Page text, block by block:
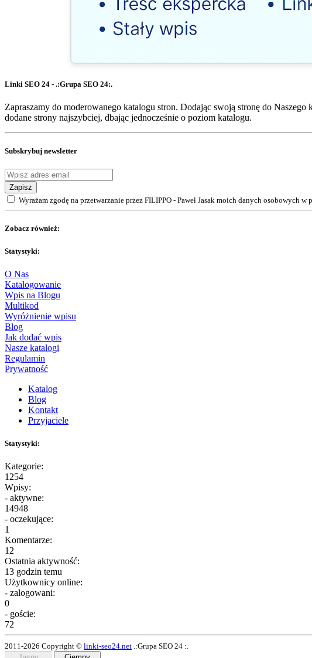
Linki SEO 24 - .:Grupa SEO 24:.
Zapraszamy do moderowanego katalogu stron. Dodając swoją stronę do
dodane strony najszybciej, dbając jednocześnie o poziom katalogu.
Subskrybuj newsletter
Zapisz
Wyrażam zgodę na przetwarzanie przez FILIPPO - Paweł Jasak moich danych
Zobacz również:
Statystyki:
O Nas
Katalogowanie
Wpis na Blogu
Multikod
Wyróżnienie wpisu
Blog
Jak dodać wpis
Nasze katalogi
Regulamin
Prywatność
Katalog
Blog
Kontakt
Przyjaciele
Statystyki:
Kategorie:
1254
Wpisy:
- aktywne:
14948
- oczekujące:
1
Komentarze:
12
Ostatnia aktywność:
13 godzin temu
Użytkownicy online:
- zalogowani:
0
- goście:
72
2011-2026 Copyright © linki-seo24.net .:Grupa SEO 24 :.